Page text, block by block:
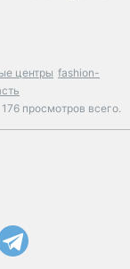
центры fashion-
176 просмотров всего.